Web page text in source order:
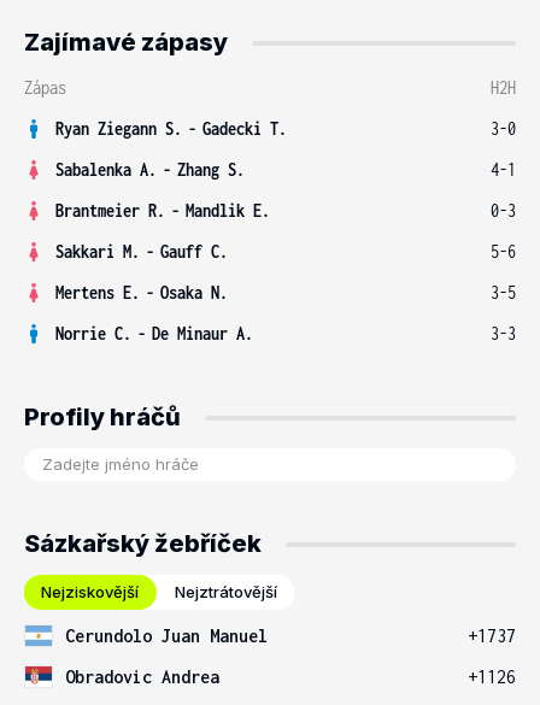
Zajímavé zápasy
Zápas
H2H
Ryan Ziegann S. - Gadecki T.
3-0
Sabalenka A. - Zhang S.
4-1
Brantmeier R. - Mandlik E.
0-3
Sakkari M. - Gauff C.
5-6
Mertens E. - Osaka N.
3-5
Norrie C. - De Minaur A. 3-3
Profily hráčů
Sázkařský žebříček
Nejziskovější Nejztrátovější
Cerundolo Juan Manuel
+1737
Obradovic Andrea
+1126